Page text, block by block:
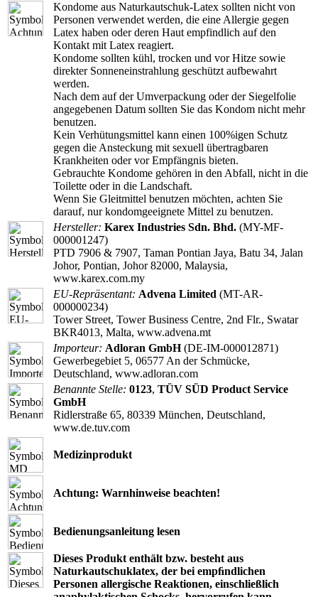
Kondome aus Naturkautschuk-Latex sollten nicht von
Personen verwendet werden, die eine Allergie gegen
Latex haben oder deren Haut empfindlich auf den
Kontakt mit Latex reagiert.
Kondome sollten kühl, trocken und vor Hitze sowie
direkter Sonneneinstrahlung geschützt aufbewahrt
werden.
Nach dem auf der Umverpackung oder der Siegelfolie
angegebenen Datum sollten Sie das Kondom nicht mehr
benutzen.
Kein Verhütungsmittel kann einen 100%igen Schutz
gegen die Ansteckung mit sexuell übertragbaren
Krankheiten oder vor Empfängnis bieten.
Gebrauchte Kondome gehören in den Abfall, nicht in die
Toilette oder in die Landschaft.
Wenn Sie Gleitmittel benutzen möchten, achten Sie
darauf, nur kondomgeeignete Mittel zu benutzen.
Hersteller: Karex Industries Sdn. Bhd. (MY-MF-
000001247)
PTD 7906 & 7907, Taman Pontian Jaya, Batu 34, Jalan
Johor, Pontian, Johor 82000, Malaysia,
www.karex.com.my
EU-Repräsentant: Advena Limited (MT-AR-
000000234)
Tower Street, Tower Business Centre, 2nd Flr., Swatar
BKR4013, Malta, www.advena.mt
Importeur: Adloran GmbH(DE-IM-000012871)
Gewerbegebiet 5, 06577 An der Schmücke,
Deutschland, www.adloran.com
Benannte Stelle: 0123, TÜV SÜD Product Service
GmbH
Ridlerstraße 65, 80339 München, Deutschland,
www.de.tuv.com
Medizinprodukt
Achtung: Warnhinweise beachten!
Bedienungsanleitung lesen
Dieses Produkt enthält bzw. besteht aus
Naturkautschuklatex, der bei empﬁndlichen
Personen allergische Reaktionen, einschließlich